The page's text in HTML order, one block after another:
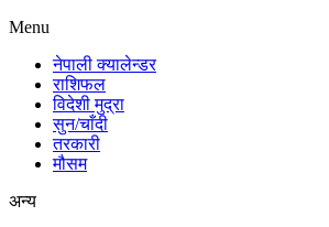
Menu
नेपाली क्यालेन्डर
राशिफल
विदेशी मुद्रा
सुन/चाँदी
तरकारी
मौसम
अन्य